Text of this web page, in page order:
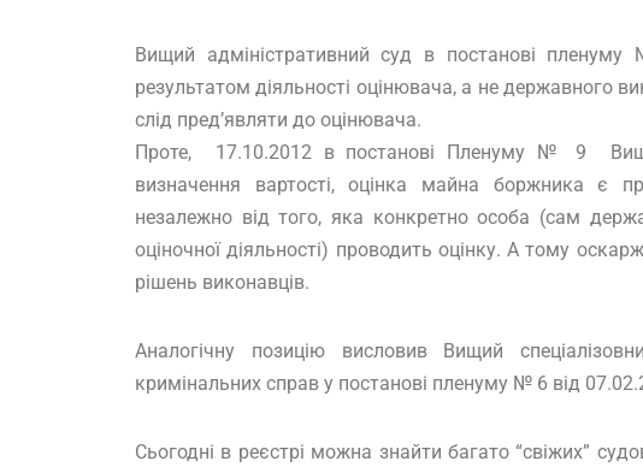
Вищий адміністративний суд в постанові
результатом діяльності оцінювача, а не державного
слід пред’являти до оцінювача.
Проте, 17.10.2012 в постанові Пленуму № 9
визначення вартості, оцінка майна боржника є
незалежно від того, яка конкретно особа (сам
оціночної діяльності) проводить оцінку. А тому
рішень виконавців.
Аналогічну позицію висловив Вищий
кримінальних справ у постанові пленуму № 6 від
Сьогодні в реєстрі можна знайти багато “свіжих”